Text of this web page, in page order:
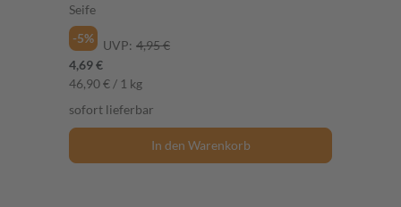
Seife
-5%
UVP: 4,95 €
4,69 €
46,90 € / 1 kg
sofort lieferbar
In den Warenkorb